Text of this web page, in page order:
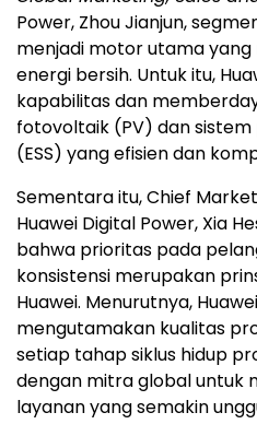
Power, Zhou Jianjun,
menjadi motor utama
energi bersih. Untuk itu,
kapabilitas dan
fotovoltaik (PV) dan
(ESS) yang efisien dan
Sementara itu, Chief
Huawei Digital Power, Xia
bahwa prioritas pada
konsistensi merupakan
Huawei. Menurutnya,
mengutamakan kualitas
setiap tahap siklus hidup
dengan mitra global untuk
layanan yang semakin